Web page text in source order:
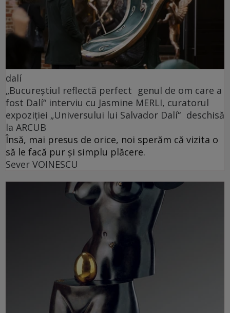
dalí
„Bucureștiul reflectă perfect genul de om care a
fost Dalí“ interviu cu Jasmine MERLI, curatorul
expoziției „Universului lui Salvador Dalí“ deschisă
la ARCUB
Însă, mai presus de orice, noi sperăm că vizita o
să le facă pur și simplu plăcere.
Sever VOINESCU